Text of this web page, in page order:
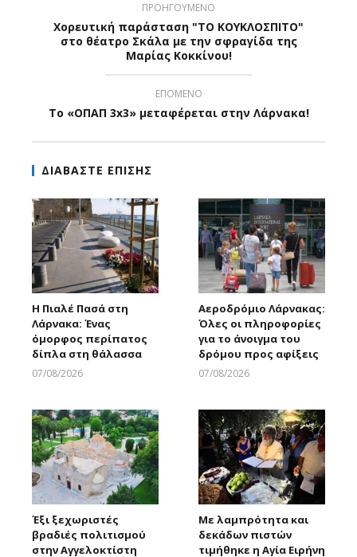
ΠΡΟΗΓΟΥΜΕΝΟ
Χορευτική παράσταση "ΤΟ ΚΟΥΚΛΟΣΠΙΤΟ"
στο θέατρο Σκάλα με την σφραγίδα της
Μαρίας Κοκκίνου!
ΕΠΟΜΕΝΟ
Το «ΟΠΑΠ 3x3» μεταφέρεται στην Λάρνακα!
ΔΙΑΒΑΣΤΕ ΕΠΙΣΗΣ
Η Πιαλέ Πασά στη
Λάρνακα: Ένας
όμορφος περίπατος
δίπλα στη θάλασσα
07/08/2026
Αεροδρόμιο Λάρνακας:
Όλες οι πληροφορίες
για το άνοιγμα του
δρόμου προς αφίξεις
07/08/2026
Έξι ξεχωριστές
βραδιές πολιτισμού
στην Αγγελοκτίστη
Με λαμπρότητα και
δεκάδων πιστών
τιμήθηκε η Αγία Ειρήνη